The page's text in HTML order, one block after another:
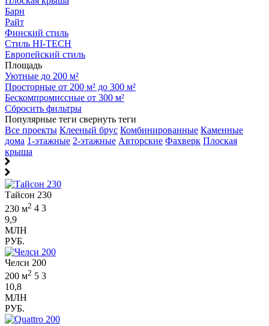
Барн
Райт
Финский стиль
Стиль HI-TECH
Европейский стиль
Площадь
Уютные до 200 м²
Просторные от 200 м² до 300 м²
Бескомпромиссные от 300 м²
Сбросить фильтры
Популярные теги свернуть теги
Все проекты Клееный брус Комбинированные Каменные
дома 1-этажные 2-этажные Авторские Фахверк Плоская
крыша
Тайсон 230
230 м2 4 3
9,9
МЛН
РУБ.
Челси 200
200 м2 5 3
10,8
МЛН
РУБ.